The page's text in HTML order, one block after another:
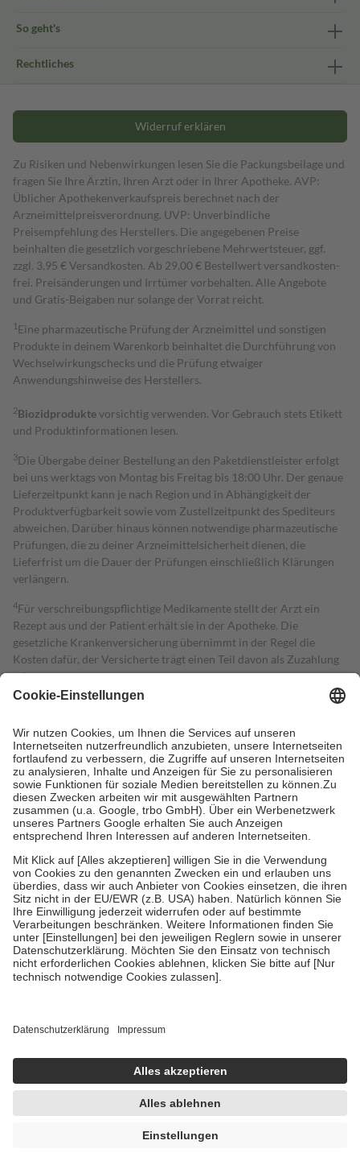
So geht's
Rechtliches
Widerruf erklären
Zu Risiken und Nebenwirkungen lesen Sie die Packungsbeilage und
fragen Sie Ihre Ärztin, Ihren Arzt oder in Ihrer Apotheke. AVP:
Üblicher Apothekenverkaufspreis berechnet nach der
Arzneimittelpreisverordnung. UVP: Unverbindliche
Preisempfehlung des Herstellers. Die angegebenen Preise
beinhalten die gesetzlich vorgeschriebene Mehrwertsteuer, ggf.
zzgl. 3,95 € Versandkosten. Ab 29,00 € Bestell­wert versand­kosten­
frei. Preisänderungen und Irrtümer vorbehalten. Alle Angebote
und Gratis-Beigaben nur solange der Vorrat reicht.
1 Eine pharmazeutische Prüfung der Arzneimittel und sonstigen
Produkte in deinem Warenkorb beinhaltet die Durchführung von
Wechselwirkungschecks und die Prüfung etwaiger
Anwendungshinweise des Herstellers.
2Biozidproduktevorsichtig verwenden. Vor Gebrauch stets Etikett
und Produktinformationen lesen.
3Die Übergabe deiner Bestellung an den Paketdienstleister erfolgt
bei uns werktags von Montag bis Freitag bis 18:00 Uhr. Der genaue
Lieferzeitpunkt kann je nach Region und in Abhängigkeit der
Produktverfügbarkeit sowie vom Zustellzeitpunkt des Spediteurs
abweichen. Darüber hinaus können notwendige pharmazeutische
Prüfungen, die zu deiner Arzneimittelsicherheit dienen, die
Lieferfrist um die Dauer der Prüfungen einschließlich Klärungen
verlängern.
4Für verschreibungspflichtige Medikamente stellt der Arzt ein
Rezept aus und der Patient erhält sie in der Apotheke. Die
gesetzliche Krankenversicherung übernimmt in der Regel die
Kosten dafür, der Versicherte trägt einen Teil davon als Zuzahlung
mit.
Grundsätzlich leisten Mitglieder Zuzahlungen in Höhe von zehn
höchstens zehn Euro.
Es sind jedoch nie mehr als die tatsächlichen
Kosten der Leistung zu entrichten.
Diese Regeln gelten grundsätzlich auch für Online-Apotheken.
Bei Heilmitteln und häuslicher Krankenpflege beträgt die
Zuzahlung zehn Prozent der Kosten sowie zehn Euro je
Verordnung.
Um das Engagement der Versicherten für ihre eigene Gesundheit zu
stärken und die besondere Stellung der Familie zu unterstützen,
fallenkeine Zuzahlungenan bei:
• Kindern und Jugendlichen bis zum vollendeten 18. Lebensjahr
mit Ausnahme der Fahrkosten
• Untersuchungen zur Vorsorge und Früherkennung, die von der
GKV getragen werden
• empfohlenen Schutzimpfungen
• Harn- und Blutteststreifen
getroffen, um sicherzustellen, dass es sich um echte Bewertungen
https://help.etrusted.com/hc/de/articles/4419944605341
Einige Bilder und Inhalte wurden unter Zuhilfenahme künstlicher